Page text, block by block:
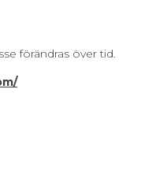
förändras över tid.